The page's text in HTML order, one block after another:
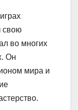
свою
во многих
Он
мира и